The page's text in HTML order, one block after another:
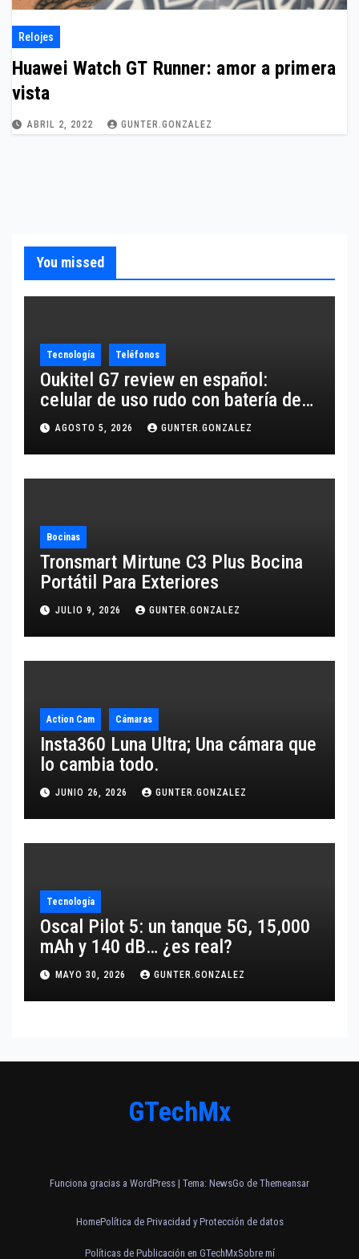
Relojes
Huawei Watch GT Runner: amor a primera
vista
ABRIL 2, 2022 GUNTER.GONZALEZ
You missed
Tecnología Teléfonos
Oukitel G7 review en español:
celular de uso rudo con batería de
10,600 mAh
AGOSTO 5, 2026 GUNTER.GONZALEZ
Bocinas
Tronsmart Mirtune C3 Plus Bocina
Portátil Para Exteriores
JULIO 9, 2026 GUNTER.GONZALEZ
Action Cam Cámaras
Insta360 Luna Ultra; Una cámara que
lo cambia todo.
JUNIO 26, 2026 GUNTER.GONZALEZ
Tecnología
Oscal Pilot 5: un tanque 5G, 15,000
mAh y 140 dB… ¿es real?
MAYO 30, 2026 GUNTER.GONZALEZ
GTechMx
Funciona gracias a WordPress | Tema: NewsGo de Themeansar
HomePolítica de Privacidad y Protección de datos
Políticas de Publicación en GTechMxSobre mí